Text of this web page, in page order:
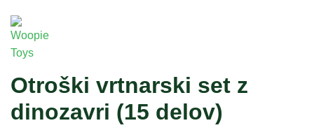
Otroški vrtnarski set z
dinozavri (15 delov)